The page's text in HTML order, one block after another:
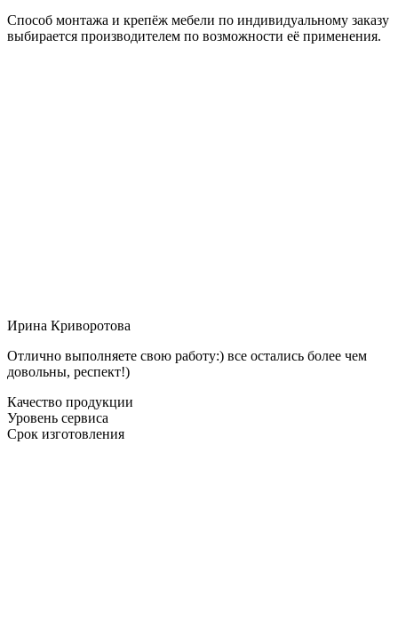
Способ монтажа и крепёж мебели по индивидуальному заказу
выбирается производителем по возможности её применения.
Ирина Криворотова
Отлично выполняете свою работу:) все остались более чем
довольны, респект!)
Качество продукции
Уровень сервиса
Срок изготовления